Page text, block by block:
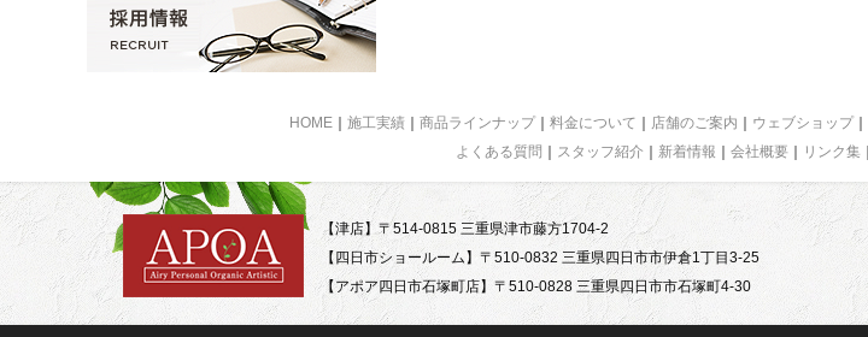
HOME 施工実績 商品ラインナップ 料金について 店舗のご案内 ウェブショップ
よくある質問
スタッフ紹介 新着情報 会社概要 リンク集
【津店】〒514-0815 三重県津市藤方1704-2
【四日市ショールーム】〒510-0832 三重県四日市市伊倉1丁目3-25
【アポア四日市石塚町店】〒510-0828 三重県四日市市石塚町4-30